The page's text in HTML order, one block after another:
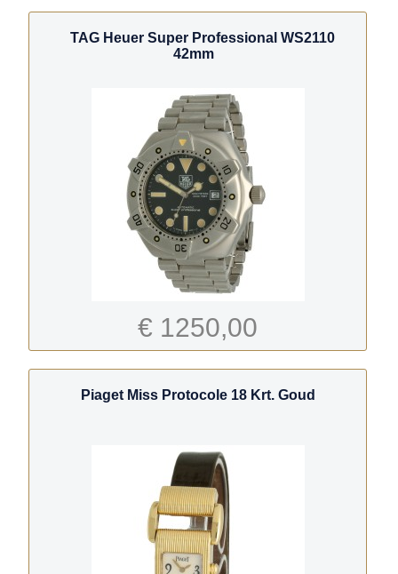
TAG Heuer Super Professional WS2110
42mm
€ 1250,00
Piaget Miss Protocole 18 Krt. Goud